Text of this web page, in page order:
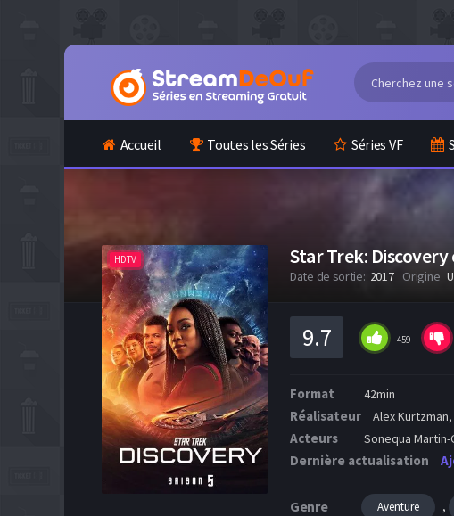
Accueil Toutes les Séries Séries VF
HDTV Star Trek: Discovery
Date de sortie: 2017 Origine
9.7 459
Format 42min
Réalisateur Alex
Acteurs Sonequa
Dernière actualisation
Genre Aventure ,